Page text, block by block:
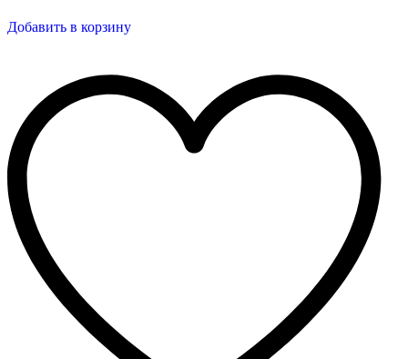
Добавить в корзину